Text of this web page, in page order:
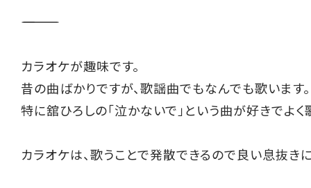
――――――――――
カラオケが趣味です。
昔の曲ばかりですが、歌謡曲でもなんでも歌います。
特に舘ひろしの「泣かないで」という曲が好きでよく
カラオケは、歌うことで発散できるので良い息抜き